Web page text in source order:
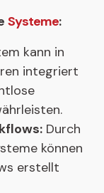
Systeme:
kann in
integriert
Durch
können
erstellt